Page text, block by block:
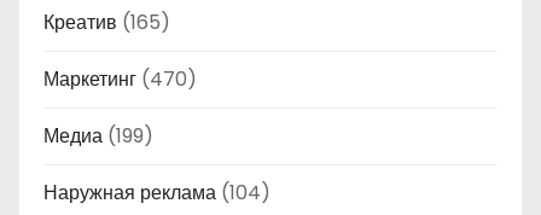
Креатив (165)
Маркетинг (470)
Медиа (199)
Наружная реклама (104)